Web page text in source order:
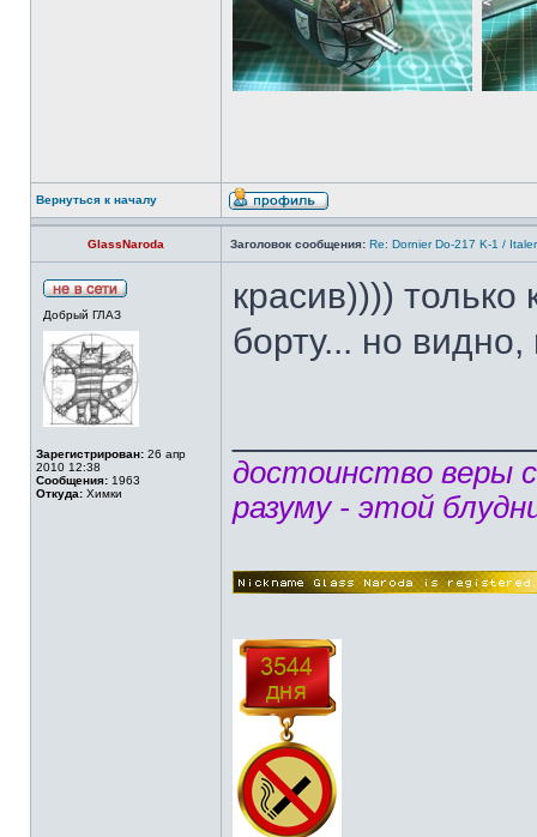
Вернуться к началу
GlassNaroda Заголовок сообщения: Re: Dornier Do-217 K-1 /
Добрый ГЛАЗ
Зарегистрирован: 26 апр
2010 12:38
Сообщения: 1963
Откуда: Химки
красив))))
борту... но
достоинство веры
разуму - этой